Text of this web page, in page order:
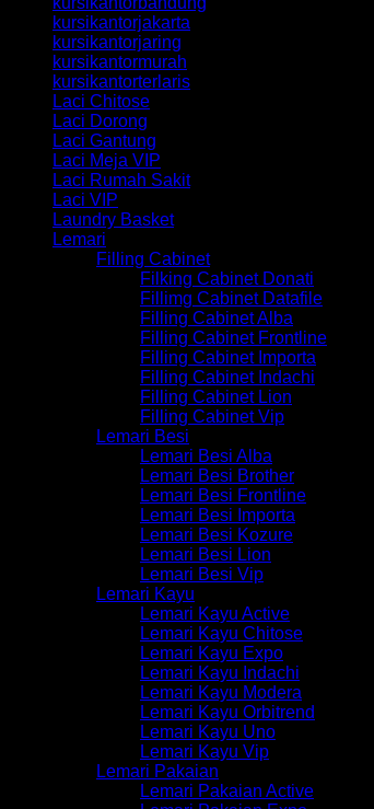
kursikantorjakarta
kursikantorjaring
kursikantormurah
kursikantorterlaris
Laci Chitose
Laci Dorong
Laci Gantung
Laci Meja VIP
Laci Rumah Sakit
Laci VIP
Laundry Basket
Lemari
Filling Cabinet
Filking Cabinet Donati
Fillimg Cabinet Datafile
Filling Cabinet Alba
Filling Cabinet Frontline
Filling Cabinet Importa
Filling Cabinet Indachi
Filling Cabinet Lion
Filling Cabinet Vip
Lemari Besi
Lemari Besi Alba
Lemari Besi Brother
Lemari Besi Frontline
Lemari Besi Importa
Lemari Besi Kozure
Lemari Besi Lion
Lemari Besi Vip
Lemari Kayu
Lemari Kayu Active
Lemari Kayu Chitose
Lemari Kayu Expo
Lemari Kayu Indachi
Lemari Kayu Modera
Lemari Kayu Orbitrend
Lemari Kayu Uno
Lemari Kayu Vip
Lemari Pakaian
Lemari Pakaian Active